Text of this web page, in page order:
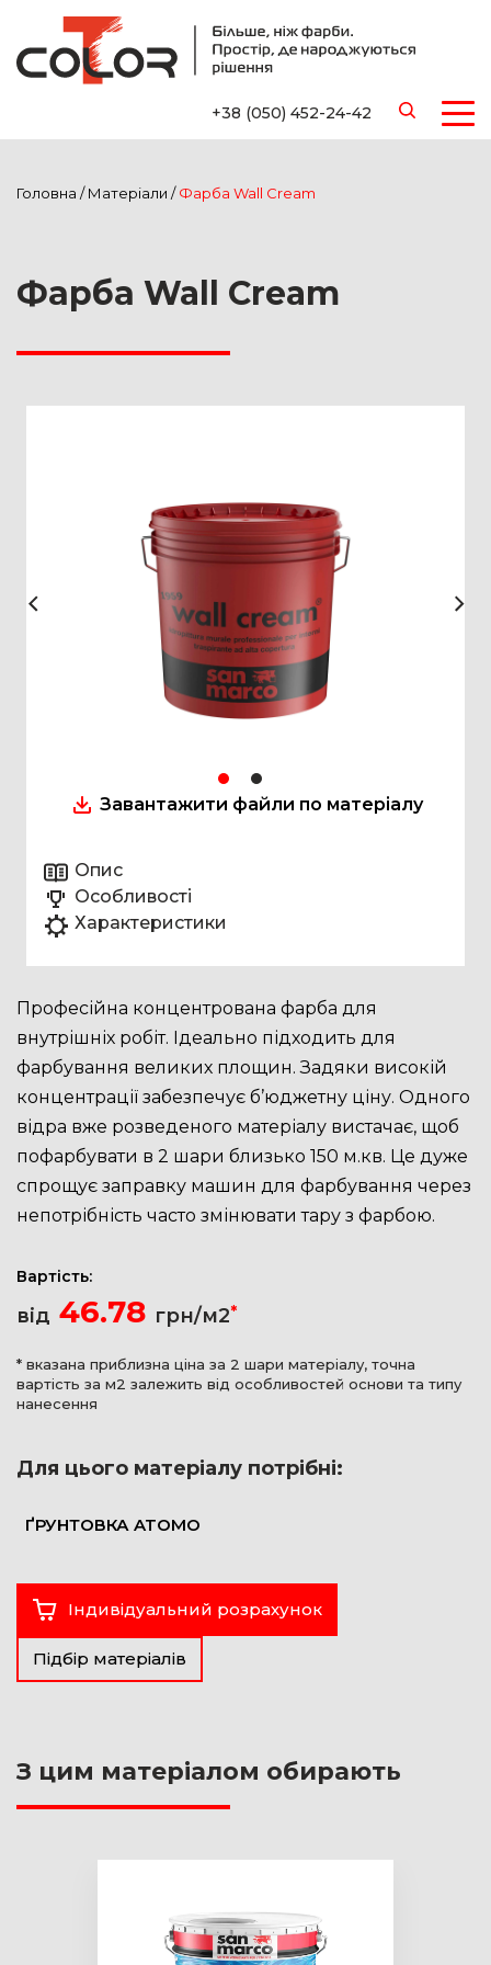
+38 (050) 452-24-42
Головна /Матеріали /Фарба Wall Cream
Фарба Wall Cream
Завантажити файли по матеріалу
Опис
Особливості
Характеристики
Професійна концентрована фарба для
внутрішніх робіт. Ідеально підходить для
фарбування великих площин. Задяки високій
концентрації забезпечує б’юджетну ціну. Одного
відра вже розведеного матеріалу вистачає, щоб
пофарбувати в 2 шари близько 150 м.кв. Це дуже
спрощує заправку машин для фарбування через
непотрібність часто змінювати тару з фарбою.
Вартість:
від 46.78 грн/м2*
* вказана приблизна ціна за 2 шари матеріалу, точна
вартість за м2 залежить від особливостей основи та типу
нанесення
Для цього матеріалу потрібні:
ҐРУНТОВКА ATOMO
Індивідуальний розрахунок
Підбір матеріалів
З цим матеріалом обирають